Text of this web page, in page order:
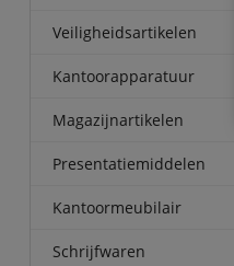
Veiligheidsartikelen
Kantoorapparatuur
Magazijnartikelen
Presentatiemiddelen
Kantoormeubilair
Schrijfwaren